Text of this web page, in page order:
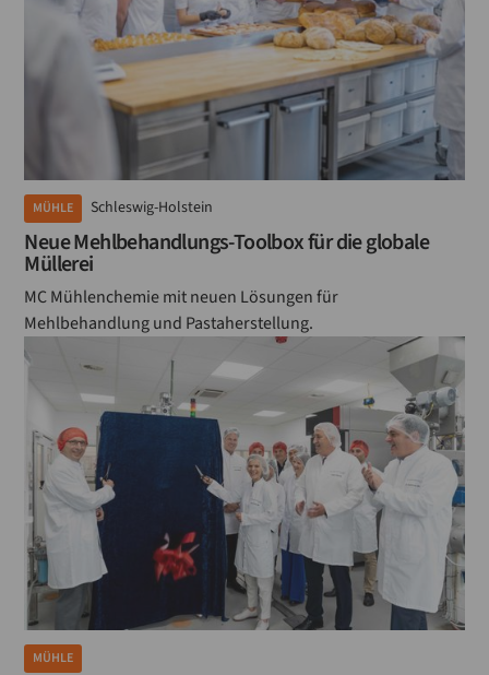
MÜHLE Schleswig-Holstein
Neue Mehlbehandlungs-Toolbox für die globale
Müllerei
MC Mühlenchemie mit neuen Lösungen für
Mehlbehandlung und Pastaherstellung.
MÜHLE